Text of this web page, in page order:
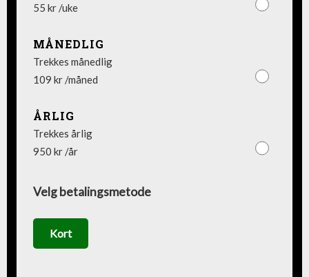
55 kr /uke
MÅNEDLIG
Trekkes månedlig
109 kr /måned
ÅRLIG
Trekkes årlig
950 kr /år
Velg betalingsmetode
Kort